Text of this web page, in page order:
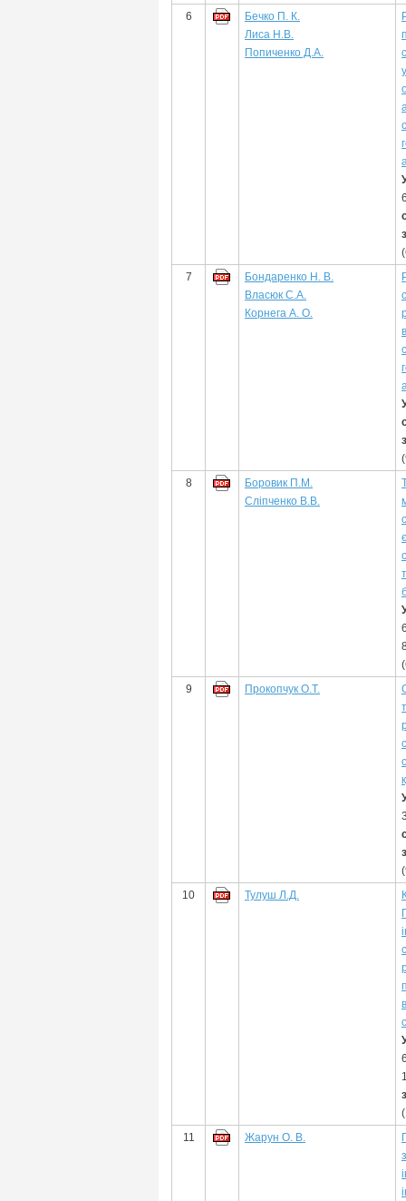
6
Бечко П. К.
Лиса Н.В.
Попиченко Д.А.
7
Бондаренко Н. В.
Власюк С.А.
Корнега А. О.
8
Боровик П.М.
Сліпченко В.В.
9
Прокопчук О.Т.
10
Тулуш Л.Д.
11
Жарун О. В.